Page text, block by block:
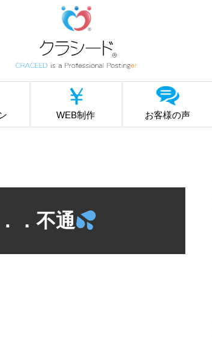
WEB制作 お客様の声
．不通